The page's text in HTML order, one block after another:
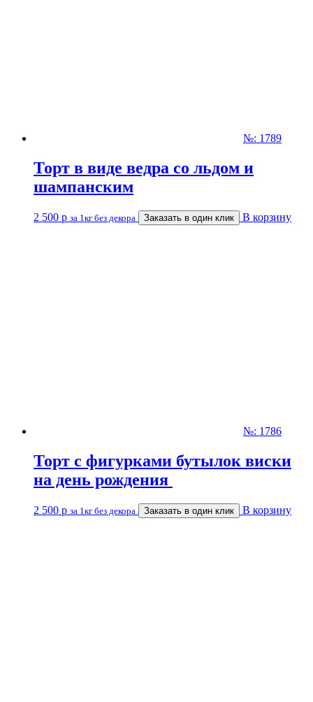
№: 1789
Торт в виде ведра со льдом и
шампанским
2 500 р за 1кг без декора Заказать в один клик В корзину
№: 1786
Торт с фигурками бутылок виски
на день рождения
2 500 р за 1кг без декора Заказать в один клик В корзину